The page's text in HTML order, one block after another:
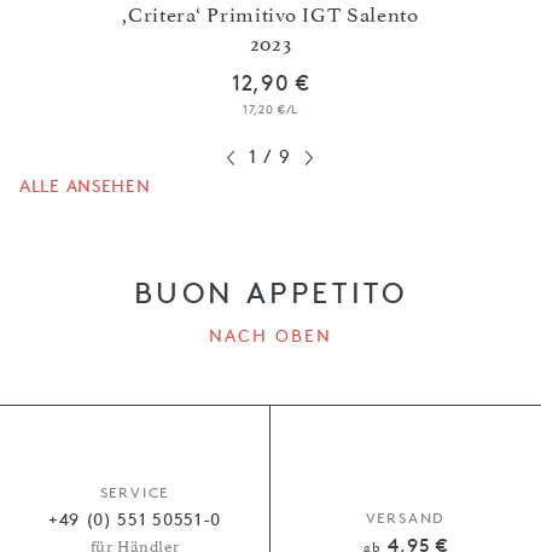
,Critera‘ Primitivo IGT Salento
2023
12,90 €
17,20 €/L
1 / 9
ALLE ANSEHEN
BUON APPETITO
NACH OBEN
SERVICE
+49 (0) 551 50551-0
für Händler
VERSAND
ab 4,95 €